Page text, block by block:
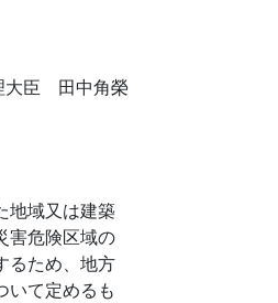
大臣 田中角榮
地域又は建築
害危険区域の
るため、地方
いて定めるも